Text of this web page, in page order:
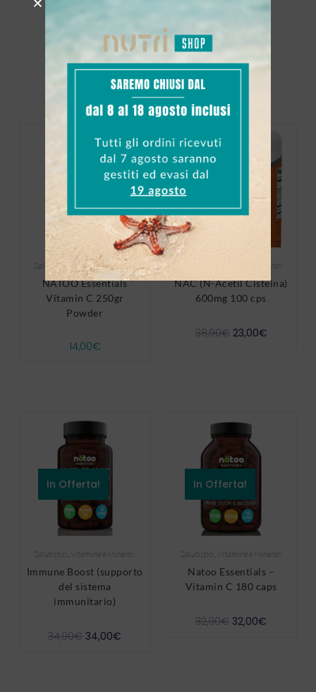
Salutistici Vitamine e Minerali
NATOO Essentials
Vitamin C 250gr
Powder
14,00€
Vitamine e Minerali
NAC (N-Acetil Cisteina)
600mg 100 cps
38,90€ 23,00€
In Offerta!
Salutistici, Vitamine e Minerali
Immune Boost (supporto
del sistema
immunitario)
34,90€ 34,00€
In Offerta!
Salutistici , Vitamine e Minerali
Natoo Essentials –
Vitamin C 180 caps
32,90€ 32,00€